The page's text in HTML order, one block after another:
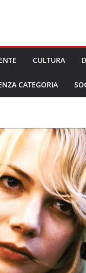
CULTURA
CATEGORIA